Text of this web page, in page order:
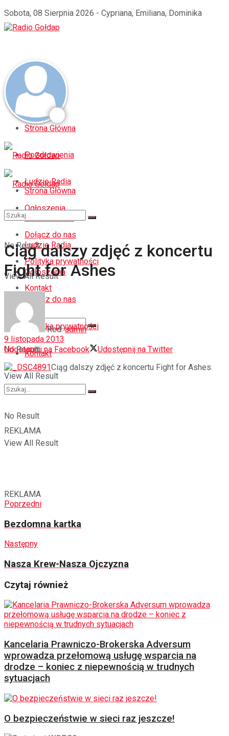
Sobota, 08 Sierpnia 2026 - Cypriana, Emiliana, Dominika
Strona Główna
Pozdrowienia
Ludzie Radia
Ogłoszenia
Dołącz do nas
Polityka prywatności
Kontakt
No Result
View All Result
Strona Główna
Pozdrowienia
Ludzie Radia
Ogłoszenia
Dołącz do nas
Polityka prywatności
Kontakt
No Result
View All Result
No Result
View All Result
Ciąg dalszy zdjęć z koncertu
Fight for Ashes
Red. admin
9 listopada 2013
Udostępnij na Facebook
Udostępnij na Twitter
Ciąg dalszy zdjęć z koncertu Fight for Ashes.
REKLAMA
REKLAMA
Poprzedni
Bezdomna kartka
Następny
Nasza Krew-Nasza Ojczyzna
Czytaj również
Kancelaria Prawniczo-Brokerska Adversum
wprowadza przełomową usługę wsparcia na
drodze – koniec z niepewnością w trudnych
sytuacjach
O bezpieczeństwie w sieci raz jeszcze!